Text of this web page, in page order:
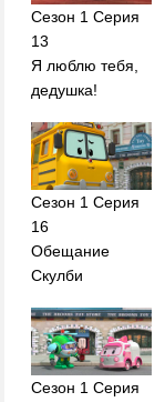
Сезон 1 Серия
13
Я люблю тебя,
дедушка!
Сезон 1 Серия
16
Обещание
Скулби
Сезон 1 Серия